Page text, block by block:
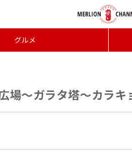
グルメ
場〜ガラタ塔〜カラキ